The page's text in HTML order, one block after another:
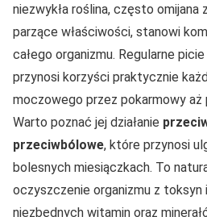
niezwykła roślina, często omijana
parzące właściwości, stanowi
całego organizmu. Regularne
przynosi korzyści praktycznie
moczowego przez pokarmowy aż
Warto poznać jej działanie
przeciwbólowe, które przynosi
bolesnych miesiączkach. To
oczyszczenie organizmu z toksyn
niezbędnych witamin oraz